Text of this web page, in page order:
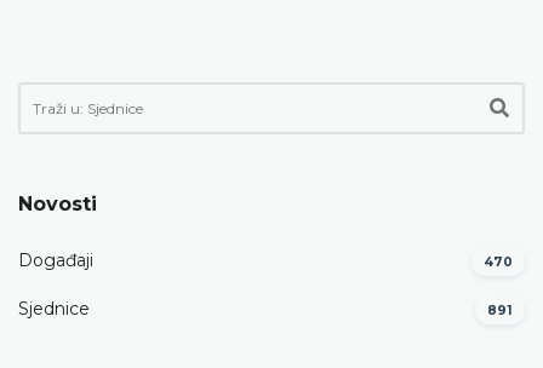
Novosti
Događaji 470
Sjednice 891